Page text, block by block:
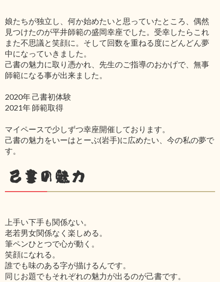
娘たちが独立し、何か始めたいと思っていたところ、偶然
見つけたのが平井師範の盛岡幸座でした。受幸したらこれ
また不思議と笑顔に。そして回数を重ねる度にどんどん夢
中になっていきました。
己書の魅力に取り憑かれ、先生のご指導のおかげで、無事
師範になる事が出来ました。
2020年 己書初体験
2021年 師範取得
マイペースで少しずつ幸座開催しております。
己書の魅力をいーはとーぶ(岩手)に広めたい、今の私の夢で
す。
己書の魅力
上手い下手も関係ない。
老若男女関係なく楽しめる。
筆ペンひとつで心が動く。
笑顔になれる。
誰でも味のある字が描けるんです。
同じお題でもそれぞれの魅力が出るのが己書です。